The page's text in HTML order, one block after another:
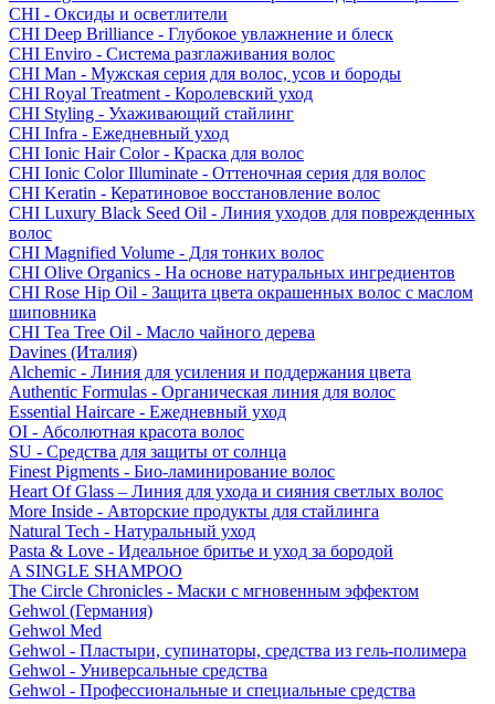
CHI - Оксиды и осветлители
CHI Deep Brilliance - Глубокое увлажнение и блеск
CHI Enviro - Система разглаживания волос
CHI Man - Мужская серия для волос, усов и бороды
CHI Royal Treatment - Королевский уход
CHI Styling - Ухаживающий стайлинг
CHI Infra - Ежедневный уход
CHI Ionic Hair Color - Краска для волос
CHI Ionic Color Illuminate - Оттеночная серия для волос
CHI Keratin - Кератиновое восстановление волос
CHI Luxury Black Seed Oil - Линия уходов для поврежденных
волос
CHI Magnified Volume - Для тонких волос
CHI Olive Organics - На основе натуральных ингредиентов
CHI Rose Hip Oil - Защита цвета окрашенных волос с маслом
шиповника
CHI Tea Tree Oil - Масло чайного дерева
Davines (Италия)
Alchemic - Линия для усиления и поддержания цвета
Authentic Formulas - Органическая линия для волос
Essential Haircare - Eжедневный уход
OI - Абсолютная красота волос
SU - Средства для защиты от солнца
Finest Pigments - Био-ламинирование волос
Heart Of Glass – Линия для ухода и сияния светлых волос
More Inside - Авторские продукты для стайлинга
Natural Tech - Натуральный уход
Pasta & Love - Идеальное бритье и уход за бородой
A SINGLE SHAMPOO
The Circle Chronicles - Маски с мгновенным эффектом
Gehwol (Германия)
Gehwol Med
Gehwol - Пластыри, супинаторы, средства из гель-полимера
Gehwol - Универсальные средства
Gehwol - Профессиональные и специальные средства